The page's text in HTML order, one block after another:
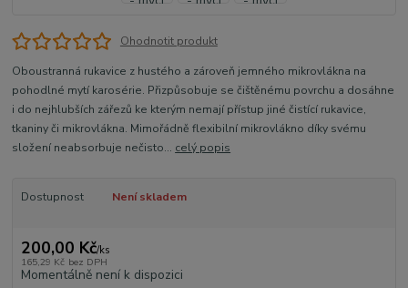
Ohodnotit produkt
Oboustranná rukavice z hustého a zároveň jemného mikrovlákna na
pohodlné mytí karosérie. Přizpůsobuje se čištěnému povrchu a dosáhne
i do nejhlubších zářezů ke kterým nemají přístup jiné čistící rukavice,
tkaniny či mikrovlákna. Mimořádně flexibilní mikrovlákno díky svému
složení neabsorbuje nečisto... celý popis
Dostupnost Není skladem
200,00 Kč/ks
165,29 Kč bez DPH
Momentálně není k dispozici